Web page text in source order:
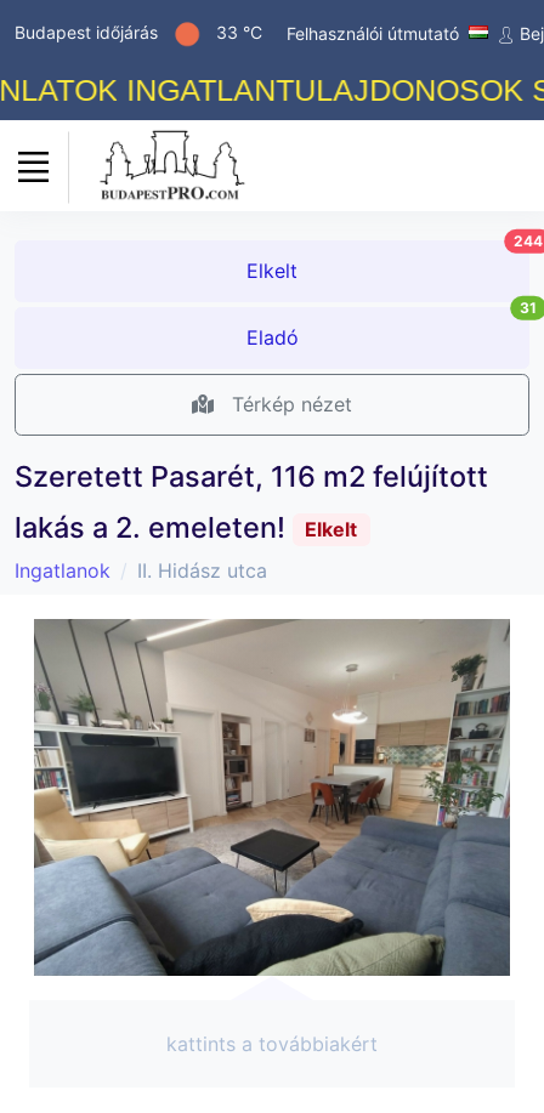
Budapest időjárás 33 °C Felhasználói útmutató
INGATLANTULAJDONOSOK
Elkelt
244
Eladó
31
Térkép nézet
Szeretett Pasarét, 116 m2 felújított
lakás a 2. emeleten!
Elkelt
Ingatlanok
II. Hidász utca
kattints a továbbiakért